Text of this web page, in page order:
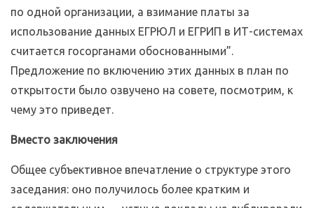
по одной организации, а взимание платы за
использование данных ЕГРЮЛ и ЕГРИП в ИТ-системах
считается госорганами обоснованными”.
Предложение по включению этих данных в план по
открытости было озвучено на совете, посмотрим, к
чему это приведет.
Вместо заключения
Общее субъективное впечатление о структуре этого
заседания: оно получилось более кратким и